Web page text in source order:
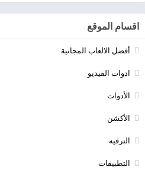
اقسام الموقع
أفضل الالعاب المجانية
ادوات الفيديو
الأدوات
الأكشن
الترفيه
التطبيقات